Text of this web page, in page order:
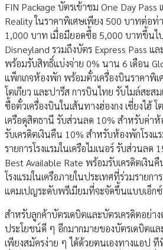
FIN Package บัตรเข้าชม One Day Pass
Reality ในราคาพิเศษเพียง 500 บาทต่อ
1,000 บาท เมื่อมียอดซื้อ 5,000 บาทขึ้นไ
Disneyland รวมถึงบัตร Express Pass แ
พร้อมรับสิทธิ์แบ่งจ่าย 0% นาน 6 เดือน
แพ็กเกจห้องพัก พร้อมตั๋วเครื่องบินราคาพิเ
โตเกียว และปารีส การบินไทย รับไมล์สะส
ซื้อตั๋วเครื่องบินในเส้นทางฮ่องกง เซี่ยงไฮ้ โ
เครือดุสิตธานี รับส่วนลด 10% สำหรับค่า
รับเครดิตเงินคืน 10% สำหรับห้องพักโรงแ
รายการโรงแรมในเครือไมเนอร์ รับส่วนล
Best Available Rate พร้อมรับเครดิตเงิน
โรงแรมในเครือภายในประเทศที่ร่วมรายก
แคมเปญระดับพรีเมียมที่จะจัดขึ้นแบบเอ็ก
สำหรับลูกค้าบัตรเดบิตและบัตรเครดิตอย่า
ประโยชน์ดี ๆ อีกมากมายของบัตรเดบิตแ
เพียงสมัครง่าย ๆ ได้ด้วยตนเองทางแอป